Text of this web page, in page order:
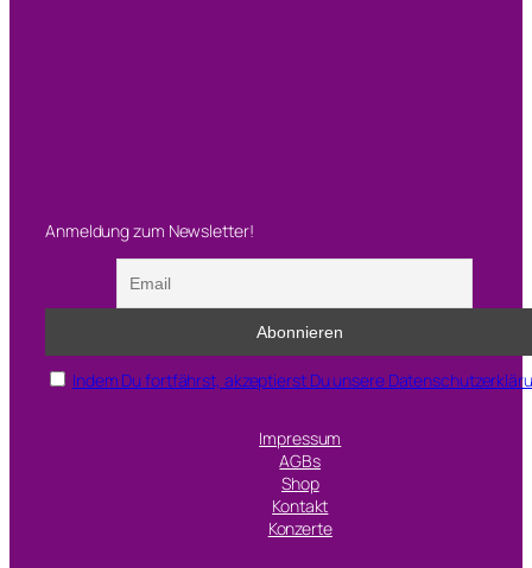
Anmeldung zum Newsletter!
Indem Du fortfährst, akzeptierst Du unsere
Impressum
AGBs
Shop
Kontakt
Konzerte